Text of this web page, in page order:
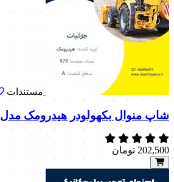
مستندات
شاپ منوال بکهولودر هیدرومک مدل 102B
202,500 تومان